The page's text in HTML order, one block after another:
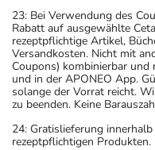
23: Bei Verwendung des
Rabatt auf ausgewählte
rezeptpflichtige Artikel,
Versandkosten. Nicht mit
Coupons) kombinierbar
und in der APONEO App.
solange der Vorrat reicht.
zu beenden. Keine
24: Gratislieferung
rezeptpflichtigen Produkten.